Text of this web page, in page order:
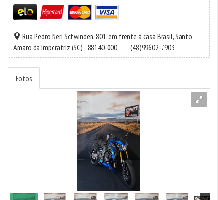
Rua Pedro Neri Schwinden, 801, em frente à casa Brasil,Santo
Amaro da Imperatriz (SC) - 88140-000 (48)99602-7903
Fotos